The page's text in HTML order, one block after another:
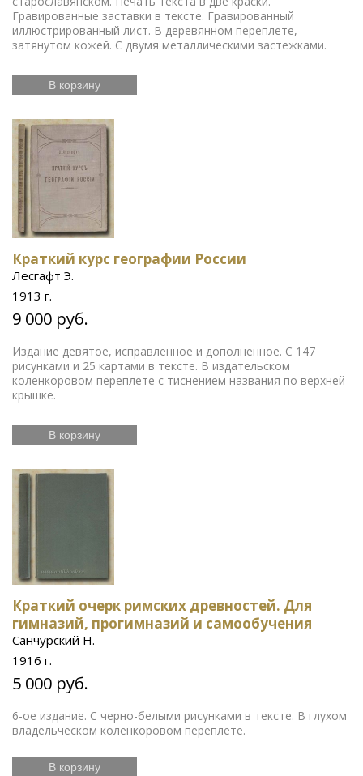
Гравированные заставки в тексте. Гравированный
иллюстрированный лист. В деревянном переплете,
затянутом кожей. С двумя металлическими застежками.
В корзину
Краткий курс географии России
Лесгафт Э.
1913 г.
9 000 руб.
Издание девятое, исправленное и дополненное. С 147
рисунками и 25 картами в тексте. В издательском
коленкоровом переплете с тиснением названия по верхней
крышке.
В корзину
Краткий очерк римских древностей. Для
гимназий, прогимназий и самообучения
Санчурский Н.
1916 г.
5 000 руб.
6-ое издание. С черно-белыми рисунками в тексте. В глухом
владельческом коленкоровом переплете.
В корзину